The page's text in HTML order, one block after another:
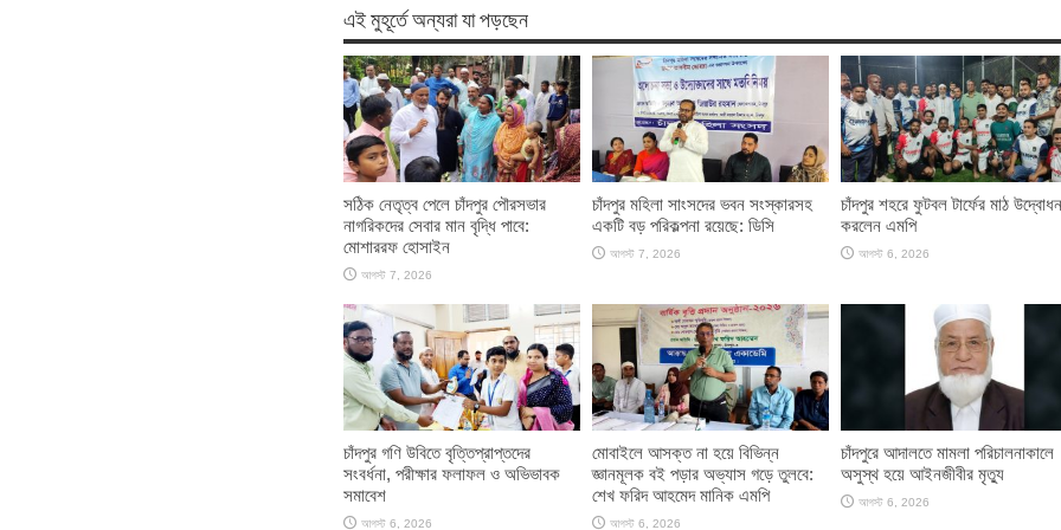
এই মুহূর্তে অন্যরা যা পড়ছেন
সঠিক নেতৃত্ব পেলে চাঁদপুর পৌরসভার
নাগরিকদের সেবার মান বৃদ্ধি পাবে:
মোশাররফ হোসাইন
আগস্ট 7, 2026
চাঁদপুর মহিলা সাংসদের ভবন সংস্কারসহ
একটি বড় পরিকল্পনা রয়েছে: ডিসি
আগস্ট 7, 2026
চাঁদপুর শহরে ফুটবল টার্ফের মাঠ উদ্বোধন
করলেন এমপি
আগস্ট 6, 2026
চাঁদপুর গণি উবিতে বৃত্তিপ্রাপ্তদের
সংবর্ধনা, পরীক্ষার ফলাফল ও অভিভাবক
সমাবেশ
আগস্ট 6, 2026
মোবাইলে আসক্ত না হয়ে বিভিন্ন
জ্ঞানমূলক বই পড়ার অভ্যাস গড়ে তুলবে:
শেখ ফরিদ আহমেদ মানিক এমপি
আগস্ট 6, 2026
চাঁদপুরে আদালতে মামলা পরিচালনাকালে
অসুস্থ হয়ে আইনজীবীর মৃত্যু
আগস্ট 6, 2026